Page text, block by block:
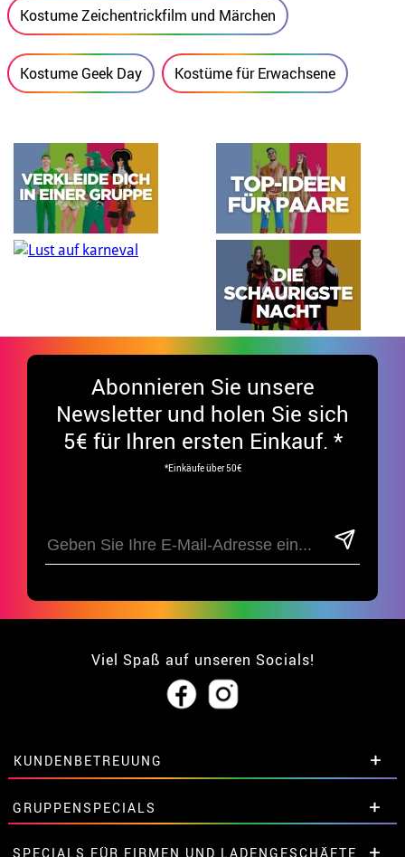
Kostume Zeichentrickfilm und Märchen
Kostume Geek Day Kostüme für Erwachsene
Abonnieren Sie unsere
Newsletter und holen Sie sich
5€ für Ihren ersten Einkauf. *
*Einkäufe über 50€
Viel Spaß auf unseren Socials!
KUNDENBETREUUNG
• Über uns
• Verkaufskonditionen
• Rechtlicher HinweisundDatenschutz
GRUPPENSPECIALS
Extrarabatte für Gruppen.
SPECIALS FÜR FIRMEN UND LADENGESCHÄFTE